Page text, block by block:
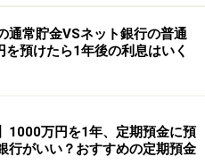
合】
円（税引き後）
4942円（税引き後）
期預金 円預金 SBI新生銀行
金」
通常貯金VSネット銀行の普通
預けたら1年後の利息はいく
1000万円を1年、定期預金に預
行がいい？おすすめの定期預金